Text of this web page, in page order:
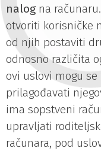
nalogna
otvoriti korisničke
od njih postaviti
odnosno različita
ovi uslovi mogu
prilagođavati
ima sopstveni
upravljati
računara, pod